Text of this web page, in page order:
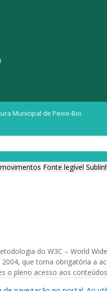
Municipal de Peixe-Boi.
Fonte legível
do W3C – World
que torna obrigatória a
o pleno acesso aos